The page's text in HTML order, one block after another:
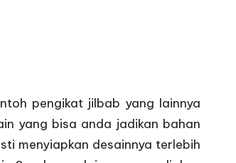
pengikat jilbab yang lainnya
yang bisa anda jadikan bahan
menyiapkan desainnya terlebih